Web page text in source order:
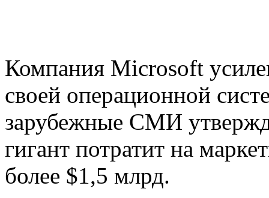
Компания Microsoft
своей операционной
зарубежные СМИ
гигант потратит на
более $1,5 млрд.